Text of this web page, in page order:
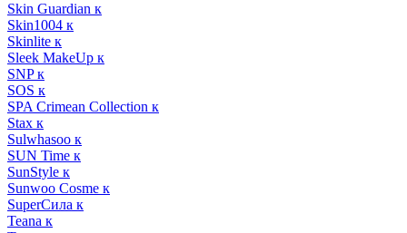
Skin Guardian к
Skin1004 к
Skinlite к
Sleek MakeUp к
SNP к
SOS к
SPA Crimean Collection к
Stax к
Sulwhasoo к
SUN Time к
SunStyle к
Sunwoo Cosme к
SuperСила к
Teana к